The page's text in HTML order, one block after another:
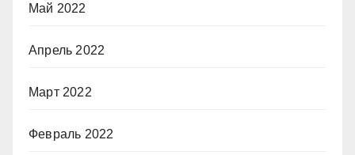
Май 2022
Апрель 2022
Март 2022
Февраль 2022